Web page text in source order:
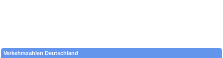
Verkehrszahlen Deutschland